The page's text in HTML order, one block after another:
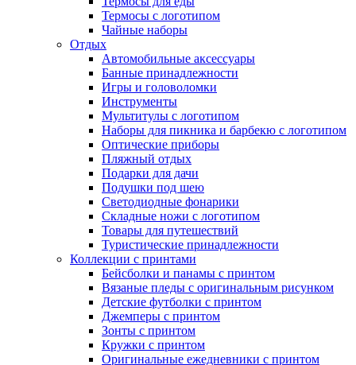
Термосы с логотипом
Чайные наборы
Отдых
Автомобильные аксессуары
Банные принадлежности
Игры и головоломки
Инструменты
Мультитулы с логотипом
Наборы для пикника и барбекю с логотипом
Оптические приборы
Пляжный отдых
Подарки для дачи
Подушки под шею
Светодиодные фонарики
Складные ножи с логотипом
Товары для путешествий
Туристические принадлежности
Коллекции с принтами
Бейсболки и панамы с принтом
Вязаные пледы с оригинальным рисунком
Детские футболки с принтом
Джемперы с принтом
Зонты с принтом
Кружки с принтом
Оригинальные ежедневники с принтом